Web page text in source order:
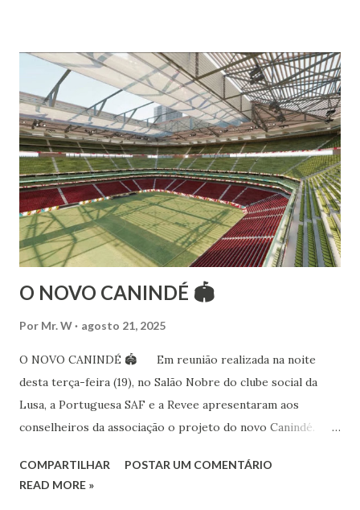
Esteve na Índia aprofundando seus estudos neste estilo
além de partir para pesquisa e vivência das danças
folclóricas do Rajastão (Kalbelia, Banjara, Ghoomar, Chair).
Bailarina profissional e professora de dança. Dedica-se há
15 anos ao estudo e pesquisa de danças étnicas, em especial
às danças ciganas, árabes e indianas. Iniciou seus estudos de
dança aos 4 anos de idade (em 1982) no balé clássico,
passando por diversas atividades co...
O NOVO CANINDÉ 🏟
Por Mr. W agosto 21, 2025
O NOVO CANINDÉ 🏟 Em reunião realizada na noite
desta terça-feira (19), no Salão Nobre do clube social da
Lusa, a Portuguesa SAF e a Revee apresentaram aos
conselheiros da associação o projeto do novo Canindé.
complexo, que englobará clube social, edifício garagem
COMPARTILHAR
POSTAR UM COMENTÁRIO
READ MORE »